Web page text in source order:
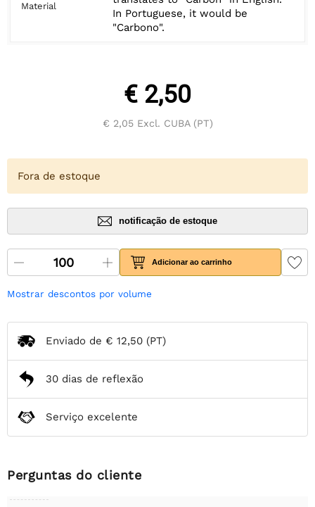
Material
In Portuguese, it would be
"Carbono".
€ 2,50
€ 2,05Excl. CUBA (PT)
Fora de estoque
notificação de estoque
Adicionar ao carrinho
Mostrar descontos por volume
Enviado de € 12,50 (PT)
30 dias de reflexão
Serviço excelente
Perguntas do cliente